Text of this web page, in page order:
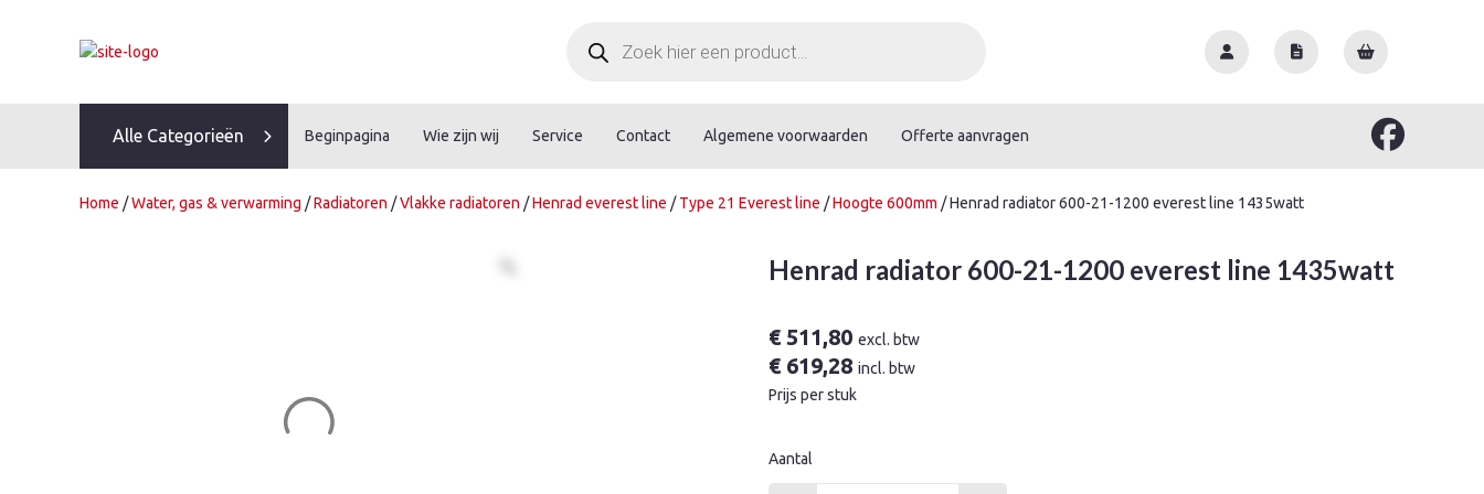
zoeken
Alle Categorieën Beginpagina Wie zijn wij Service Contact Algemene voorwaarden Offerte aanvragen
Home /Water, gas & verwarming /Radiatoren /Vlakke radiatoren /Henrad everest line /Type 21 Everest line /Hoogte 600mm / Henrad radiator 600-21-1200 everest line 1435watt
Henrad radiator 600-21-1200 everest line 1435watt
€511,80 excl. btw
€619,28 incl. btw
Prijs per stuk
Aantal